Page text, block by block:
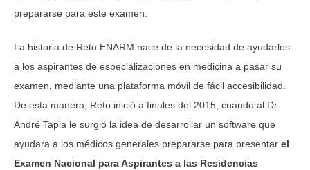
prepararse para este examen.
La historia de Reto ENARM nace de la necesidad de ayudarles
a los aspirantes de especializaciones en medicina a pasar su
examen, mediante una plataforma móvil de fácil accesibilidad.
De esta manera, Reto inició a finales del 2015, cuando al Dr.
André Tapia le surgió la idea de desarrollar un software que
ayudara a los médicos generales prepararse para presentar el
Examen Nacional para Aspirantes a las Residencias